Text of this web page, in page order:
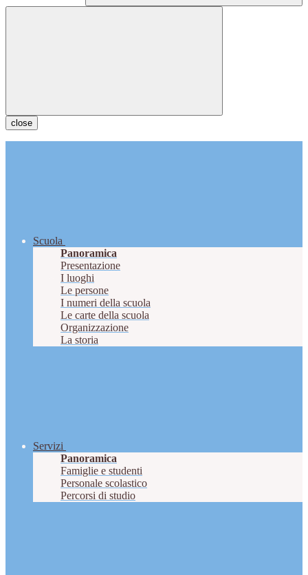
close
Scuola
Panoramica
Presentazione
I luoghi
Le persone
I numeri della scuola
Le carte della scuola
Organizzazione
La storia
Servizi
Panoramica
Famiglie e studenti
Personale scolastico
Percorsi di studio